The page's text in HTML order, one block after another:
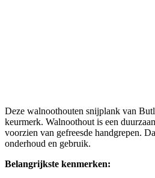
Deze walnoothouten snijplank van
keurmerk. Walnoothout is een
voorzien van gefreesde handgrepen.
onderhoud en gebruik.
Belangrijkste kenmerken: